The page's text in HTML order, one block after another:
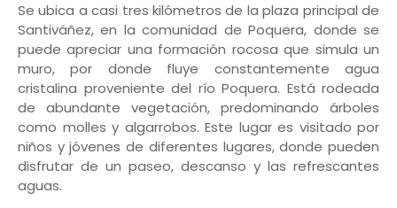
Se ubica a casi tres kilómetros de la plaza principal de
Santiváñez, en la comunidad de Poquera, donde se
puede apreciar una formación rocosa que simula un
muro, por donde fluye constantemente agua
cristalina proveniente del río Poquera. Está rodeada
de abundante vegetación, predominando árboles
como molles y algarrobos. Este lugar es visitado por
niños y jóvenes de diferentes lugares, donde pueden
disfrutar de un paseo, descanso y las refrescantes
aguas.